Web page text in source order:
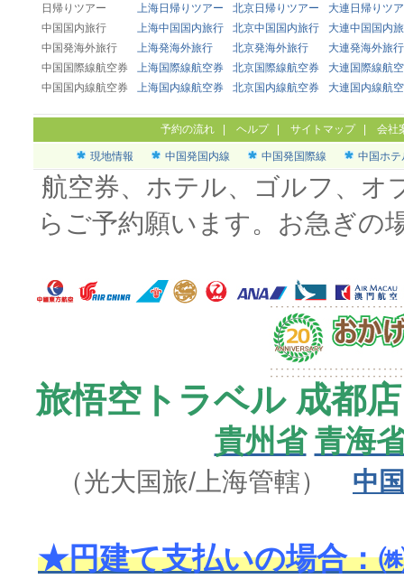
日帰りツアー
上海日帰りツアー 北京日帰りツアー
大連日帰りツ
中国国内旅行
上海中国国内旅行 北京中国国内旅行
大連中国国内
中国発海外旅行
上海発海外旅行 北京発海外旅行
大連発海外旅行
中国国際線航空券
上海国際線航空券 北京国際線航空券
大連国際線航
中国国内線航空券
上海国内線航空券 北京国内線航空券 大連国内線航
予約の流れ ヘルプ| サイトマップ| 会社
現地情報 中国発国内線 中国発国際線 中国ホテ
航空券、ホテル、ゴルフ、オ
らご予約願います。お急ぎの
旅悟空トラベル 成都店
貴州省 青海
（光大国旅/上海管轄） 中
★円建て支払いの場合：